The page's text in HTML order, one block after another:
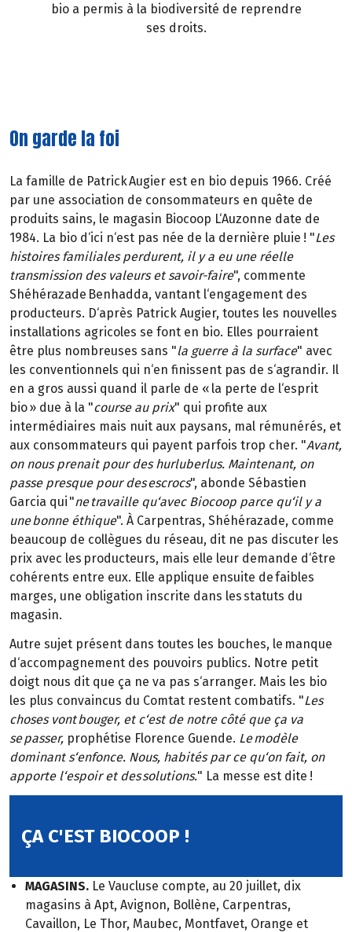
bio a permis à la biodiversité de reprendre
ses droits.
On garde la foi
La famille de Patrick Augier est en bio depuis 1966. Créé
par une association de consommateurs en quête de
produits sains, le magasin Biocoop L‘Auzonne date de
1984. La bio d‘ici n‘est pas née de la dernière pluie ! "Les
histoires familiales perdurent, il y a eu une réelle
transmission des valeurs et savoir-faire", commente
Shéhérazade Benhadda, vantant l‘engagement des
producteurs. D‘après Patrick Augier, toutes les nouvelles
installations agricoles se font en bio. Elles pourraient
être plus nombreuses sans "la guerre à la surface" avec
les conventionnels qui n‘en finissent pas de s‘agrandir. Il
en a gros aussi quand il parle de « la perte de l‘esprit
bio » due à la "course au prix" qui profite aux
intermédiaires mais nuit aux paysans, mal rémunérés, et
aux consommateurs qui payent parfois trop cher. "Avant,
on nous prenait pour des hurluberlus. Maintenant, on
passe presque pour des escrocs", abonde Sébastien
Garcia qui "ne travaille qu‘avec Biocoop parce qu‘il y a
une bonne éthique". À Carpentras, Shéhérazade, comme
beaucoup de collègues du réseau, dit ne pas discuter les
prix avec les producteurs, mais elle leur demande d‘être
cohérents entre eux. Elle applique ensuite de faibles
marges, une obligation inscrite dans les statuts du
magasin.
Autre sujet présent dans toutes les bouches, le manque
d‘accompagnement des pouvoirs publics. Notre petit
doigt nous dit que ça ne va pas s‘arranger. Mais les bio
les plus convaincus du Comtat restent combatifs. "Les
choses vont bouger, et c‘est de notre côté que ça va
se passer, prophétise Florence Guende. Le modèle
dominant s‘enfonce. Nous, habités par ce qu‘on fait, on
apporte l‘espoir et des solutions." La messe est dite !
ÇA C'EST BIOCOOP !
MAGASINS. Le Vaucluse compte, au 20 juillet, dix
magasins à Apt, Avignon, Bollène, Carpentras,
Cavaillon, Le Thor, Maubec, Montfavet, Orange et